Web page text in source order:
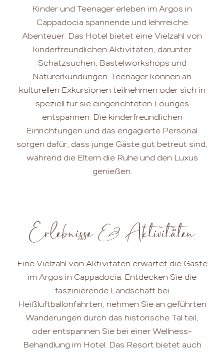
Kinder und Teenager erleben im Argos in
Cappadocia spannende und lehrreiche
Abenteuer. Das Hotel bietet eine Vielzahl von
kinderfreundlichen Aktivitäten, darunter
Schatzsuchen, Bastelworkshops und
Naturerkundungen. Teenager können an
kulturellen Exkursionen teilnehmen oder sich in
speziell für sie eingerichteten Lounges
entspannen. Die kinderfreundlichen
Einrichtungen und das engagierte Personal
sorgen dafür, dass junge Gäste gut betreut sind,
während die Eltern die Ruhe und den Luxus
genießen.
Erlebnisse & Aktivitäten
Eine Vielzahl von Aktivitäten erwartet die Gäste
im Argos in Cappadocia: Entdecken Sie die
faszinierende Landschaft bei
Heißluftballonfahrten, nehmen Sie an geführten
Wanderungen durch das historische Tal teil,
oder entspannen Sie bei einer Wellness-
Behandlung im Hotel. Das Resort bietet auch